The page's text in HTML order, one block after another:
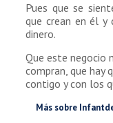
Pues que se
que crean en él y
dinero.
Que este negocio
compran, que hay
contigo y con los
Más sobre